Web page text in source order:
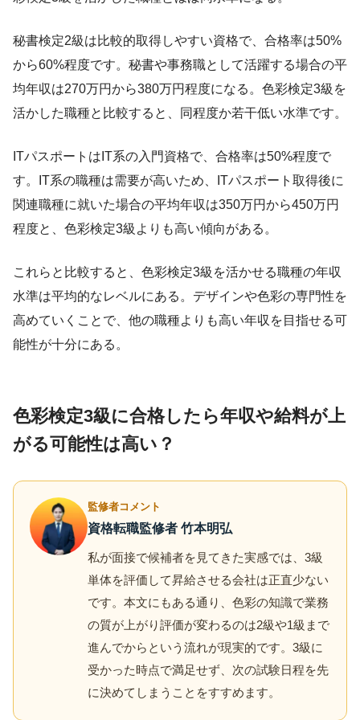
秘書検定2級は比較的取得しやすい資格で、合格率は50%
から60%程度です。秘書や事務職として活躍する場合の平
均年収は270万円から380万円程度になる。色彩検定3級を
活かした職種と比較すると、同程度か若干低い水準です。
ITパスポートはIT系の入門資格で、合格率は50%程度で
す。IT系の職種は需要が高いため、ITパスポート取得後に
関連職種に就いた場合の平均年収は350万円から450万円
程度と、色彩検定3級よりも高い傾向がある。
これらと比較すると、色彩検定3級を活かせる職種の年収
水準は平均的なレベルにある。デザインや色彩の専門性を
高めていくことで、他の職種よりも高い年収を目指せる可
能性が十分にある。
色彩検定3級に合格したら年収や給料が上
がる可能性は高い？
監修者コメント
資格転職監修者 竹本明弘
私が面接で候補者を見てきた実感では、3級
単体を評価して昇給させる会社は正直少ない
です。本文にもある通り、色彩の知識で業務
の質が上がり評価が変わるのは2級や1級まで
進んでからという流れが現実的です。3級に
受かった時点で満足せず、次の試験日程を先
に決めてしまうことをすすめます。